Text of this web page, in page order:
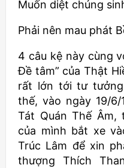
Muốn diệt chúng
Phải nên mau phát
4 câu kệ này cùng
Đề tâm” của Thật
rất lớn tới tư
thế, vào ngày 19/
Tát Quán Thế
của mình bắt xe
Trúc Lâm để xin
thượng Thích